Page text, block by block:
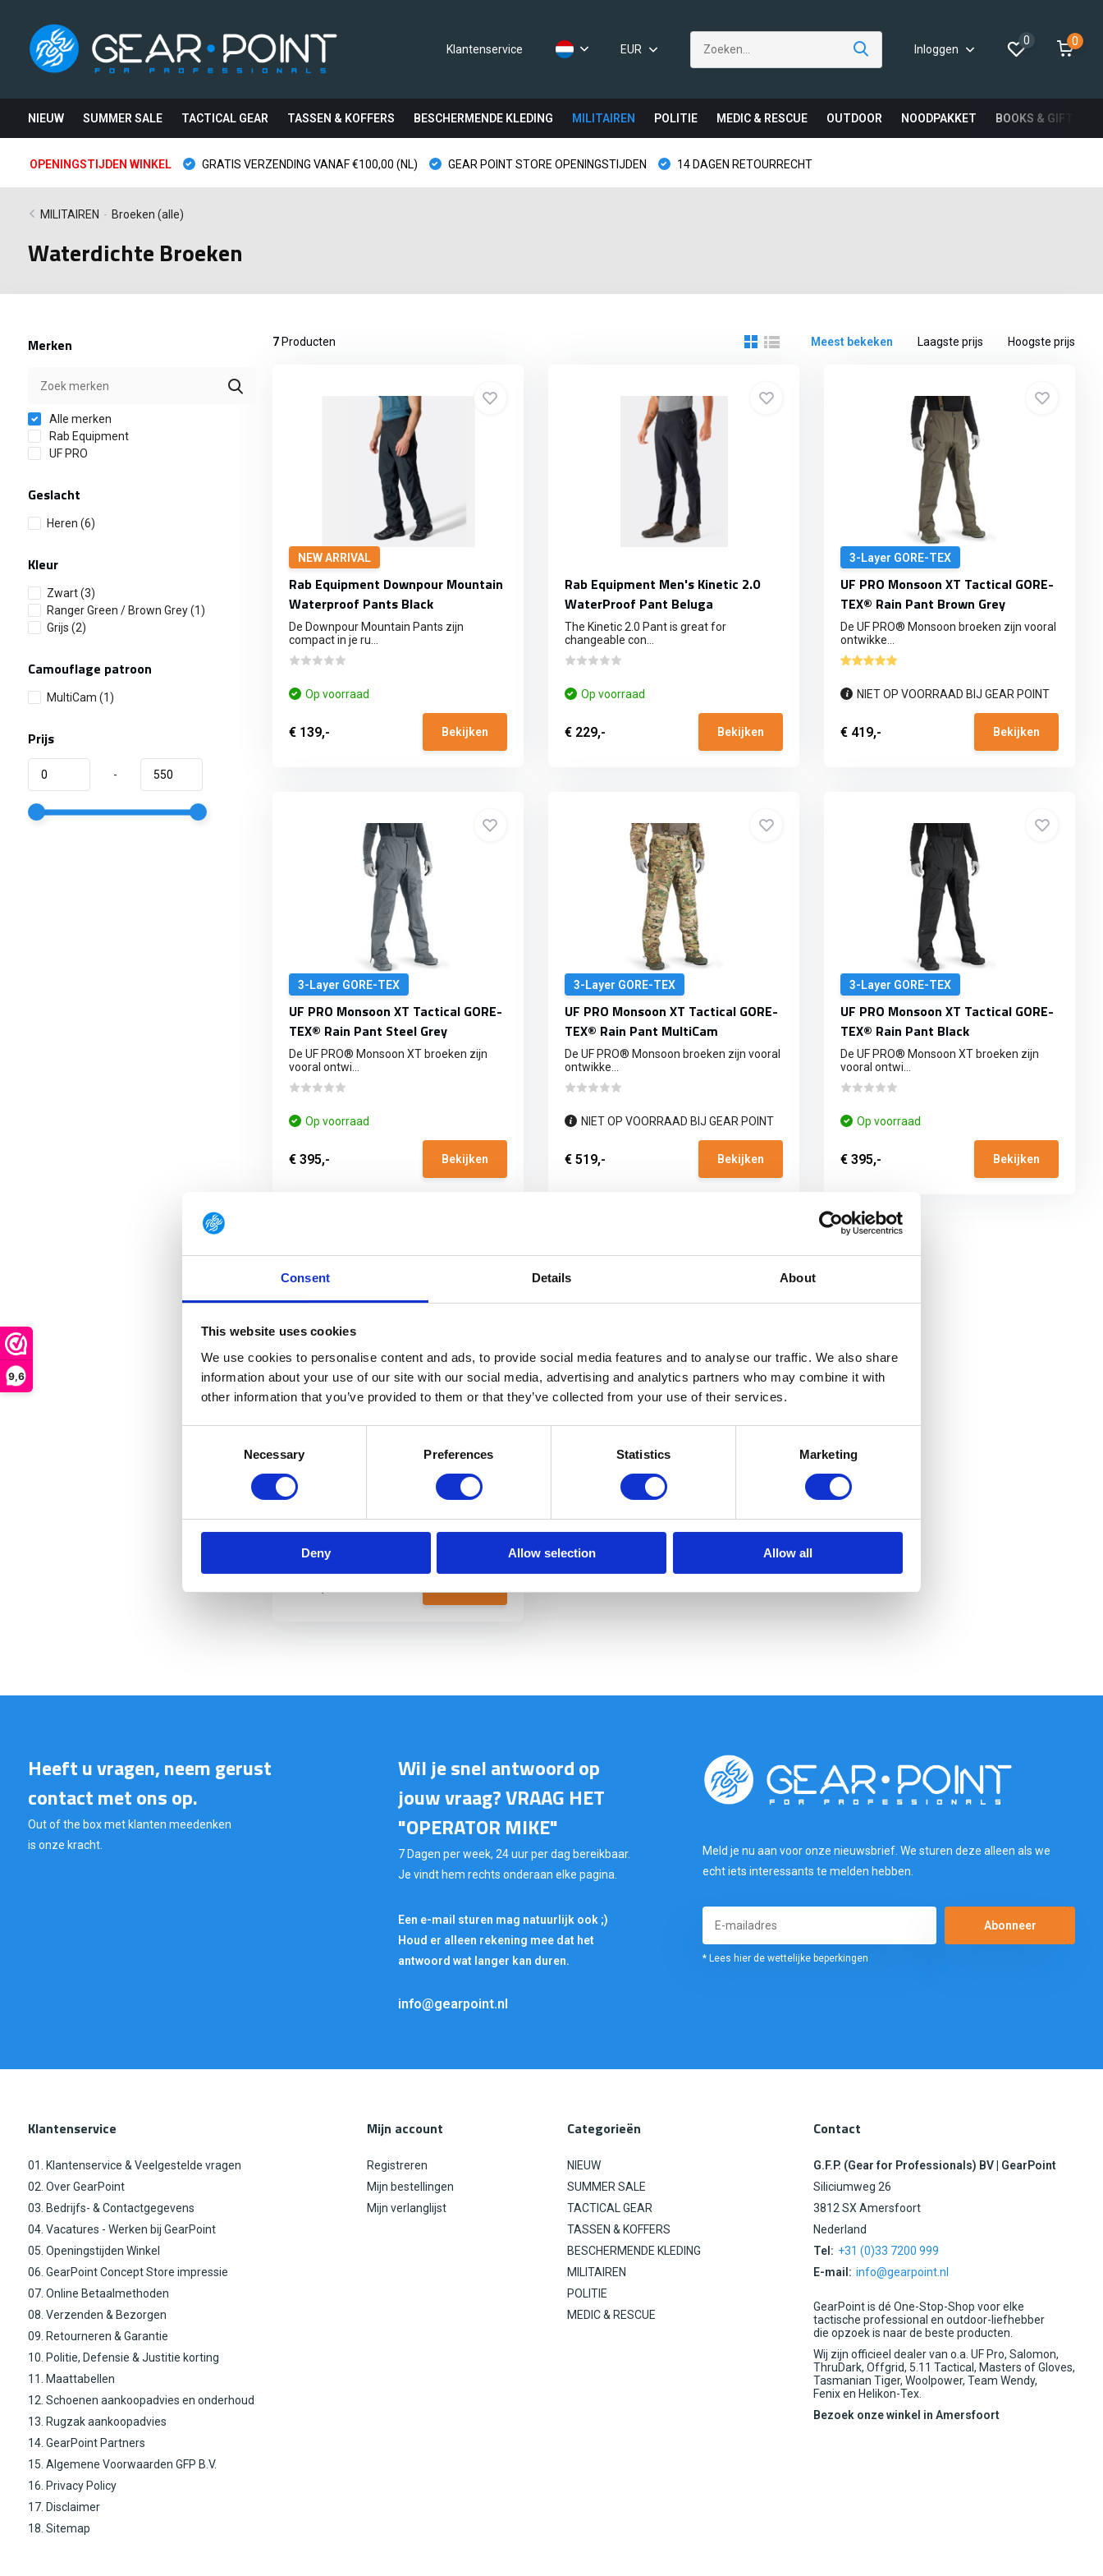
Consent Details About
This website uses cookies
We use cookies to personalise content and ads, to provide social media features and to analyse our traffic. We also share
information about your use of our site with our social media, advertising and analytics partners who may combine it with
other information that you’ve provided to them or that they’ve collected from your use of their services.
Necessary Preferences Statistics Marketing
Deny Allow selection Allow all
9,6
Klantenservice EUR Inloggen
0 0
NIEUW SUMMER SALE TACTICAL GEAR TASSEN & KOFFERS BESCHERMENDE KLEDING MILITAIREN POLITIE MEDIC & RESCUE OUTDOOR NOODPAKKET BOOKS & GIFTS
OPENINGSTIJDEN WINKEL GRATIS VERZENDING VANAF €100,00 (NL) GEAR POINT STORE OPENINGSTIJDEN 14 DAGEN RETOURRECHT
MILITAIREN - Broeken (alle)
Waterdichte Broeken
Merken
Alle merken
Rab Equipment
UF PRO
Geslacht
Heren (6)
Kleur
Zwart(3)
Ranger Green / Brown Grey(1)
Grijs (2)
Camouflage patroon
MultiCam (1)
Prijs
-
7Producten Meest bekeken Laagste prijs Hoogste prijs
NEW ARRIVAL
Rab Equipment Downpour Mountain
Waterproof Pants Black
De Downpour Mountain Pants zijn
compact in je ru...
Op voorraad
€ 139,- Bekijken
Rab Equipment Men's Kinetic 2.0
WaterProof Pant Beluga
The Kinetic 2.0 Pant is great for
changeable con...
Op voorraad
€ 229,- Bekijken
3-Layer GORE-TEX
UF PRO Monsoon XT Tactical GORE-
TEX® Rain Pant Brown Grey
De UF PRO® Monsoon broeken zijn vooral
ontwikke...
NIET OP VOORRAAD BIJ GEAR POINT
€ 419,- Bekijken
3-Layer GORE-TEX
UF PRO Monsoon XT Tactical GORE-
TEX® Rain Pant Steel Grey
De UF PRO® Monsoon XT broeken zijn
vooral ontwi...
Op voorraad
€ 395,- Bekijken
3-Layer GORE-TEX
UF PRO Monsoon XT Tactical GORE-
TEX® Rain Pant MultiCam
De UF PRO® Monsoon broeken zijn vooral
ontwikke...
NIET OP VOORRAAD BIJ GEAR POINT
€ 519,- Bekijken
3-Layer GORE-TEX
UF PRO Monsoon XT Tactical GORE-
TEX® Rain Pant Black
De UF PRO® Monsoon XT broeken zijn
vooral ontwi...
Op voorraad
€ 395,- Bekijken
TEX® Rain Pant Black
De UF PRO Monsoon broeken zijn vooral
ontwikkeld...
NIET OP VOORRAAD BIJ GEAR POINT
Heeft u vragen, neem gerust
contact met ons op.
Out of the box met klanten meedenken
is onze kracht.
Wil je snel antwoord op
jouw vraag? VRAAG HET
"OPERATOR MIKE"
7 Dagen per week, 24 uur per dag bereikbaar.
Je vindt hem rechts onderaan elke pagina.
Een e-mail sturen mag natuurlijk ook ;)
Houd er alleen rekening mee dat het
antwoord wat langer kan duren.
info@gearpoint.nl
Meld je nu aan voor onze nieuwsbrief. We sturen deze alleen als we
echt iets interessants te melden hebben.
Abonneer
* Lees hier de wettelijke beperkingen
Klantenservice
01. Klantenservice & Veelgestelde vragen
02. Over GearPoint
03. Bedrijfs- & Contactgegevens
04. Vacatures - Werken bij GearPoint
05. Openingstijden Winkel
06. GearPoint Concept Store impressie
07. Online Betaalmethoden
08. Verzenden & Bezorgen
09. Retourneren & Garantie
10. Politie, Defensie & Justitie korting
11. Maattabellen
12. Schoenen aankoopadvies en onderhoud
13. Rugzak aankoopadvies
14. GearPoint Partners
15. Algemene Voorwaarden GFP B.V.
16. Privacy Policy
17. Disclaimer
18. Sitemap
Mijn account
Registreren
Mijn bestellingen
Mijn verlanglijst
Categorieën
NIEUW
SUMMER SALE
TACTICAL GEAR
TASSEN & KOFFERS
BESCHERMENDE KLEDING
MILITAIREN
POLITIE
MEDIC & RESCUE
Contact
G.F.P. (Gear for Professionals) BV | GearPoint
Siliciumweg 26
3812 SX Amersfoort
Nederland
Tel: +31 (0)33 7200 999
E-mail: info@gearpoint.nl
GearPoint is dé One-Stop-Shop voor elke
tactische professional en outdoor-liefhebber
die opzoek is naar de beste producten.
Wij zijn officieel dealer van o.a. UF Pro, Salomon,
ThruDark, Offgrid, 5.11 Tactical, Masters of Gloves,
Tasmanian Tiger, Woolpower, Team Wendy,
Fenix en Helikon-Tex.
Bezoek onze winkel in Amersfoort